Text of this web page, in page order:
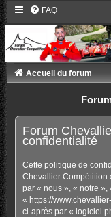
FAQ
Accueil du forum
Forum
confidentialité
Cette politique de
Chevallier Compétition
par « nous », « notre
« https://
ci-après par « logiciel